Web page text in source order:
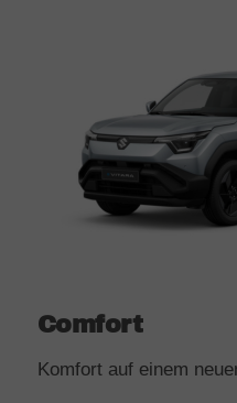
Comfort
Komfort auf einem